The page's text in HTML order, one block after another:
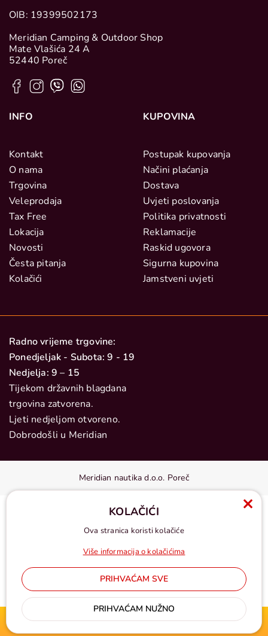
OIB: 19399502173
Meridian Camping & Outdoor Shop
Mate Vlašića 24 A
52440 Poreč
INFO
Kontakt
O nama
Trgovina
Veleprodaja
Tax Free
Lokacija
Novosti
Česta pitanja
Kolačići
KUPOVINA
Postupak kupovanja
Načini plaćanja
Dostava
Uvjeti poslovanja
Politika privatnosti
Reklamacije
Raskid ugovora
Sigurna kupovina
Jamstveni uvjeti
Radno vrijeme trgovine:
Ponedjeljak - Subota: 9 - 19
Nedjelja: 9 – 15
Tijekom državnih blagdana
trgovina zatvorena.
Ljeti nedjeljom otvoreno.
Dobrodošli u Meridian
Meridian nautika d.o.o. Poreč
Cijene u eurima, pdv uključen
KOLAČIĆI
Ova stranica koristi kolačiće
Više informacija o kolačićima
PRIHVAĆAM SVE
PRIHVAĆAM NUŽNO